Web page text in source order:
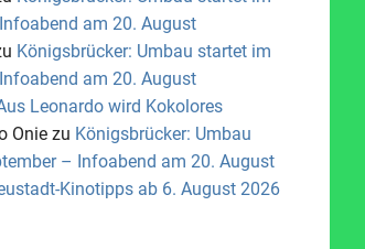
am 20. August
Königsbrücker: Umbau startet im
am 20. August
Leonardo wird Kokolores
Oniezu Königsbrücker: Umbau
– Infoabend am 20. August
Kinotipps ab 6. August 2026